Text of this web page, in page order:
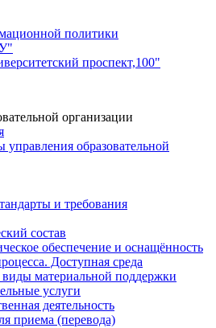
политики
проспект,100"
организации
управления образовательной
и требования
состав
обеспечение и оснащённость
Доступная среда
материальной поддержки
услуги
деятельность
приема (перевода)